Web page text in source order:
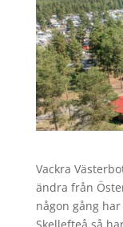
Vackra
ändra från
någon gång